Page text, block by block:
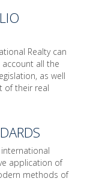
Realty can
all the
as well
of their real
application of
methods of